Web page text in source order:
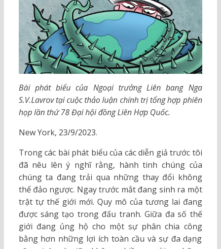
Bài phát biểu của Ngoại trưởng Liên bang Nga
S.V.Lavrov tại cuộc thảo luận chính trị tổng hợp phiên
họp lần thứ 78 Đại hội đồng Liên Hợp Quốc.
New York, 23/9/2023.
Trong các bài phát biểu của các diễn giả trước tôi
đã nêu lên ý nghĩ rằng, hành tinh chúng của
chúng ta đang trải qua những thay đổi không
thể đảo ngược. Ngay trước mắt đang sinh ra một
trật tự thế giới mới. Quy mô của tương lai đang
được sáng tạo trong đấu tranh. Giữa đa số thế
giới đang ủng hộ cho một sự phân chia công
bằng hơn những lợi ích toàn cầu và sự đa dạng